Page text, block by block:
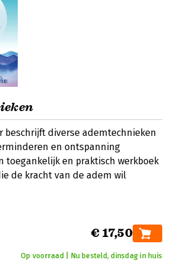
beschrijft diverse ademtechnieken
en ontspanning
toegankelijk en praktisch werkboek
de kracht van de adem wil
€ 17,50
Op voorraad | Nu besteld, dinsdag in huis